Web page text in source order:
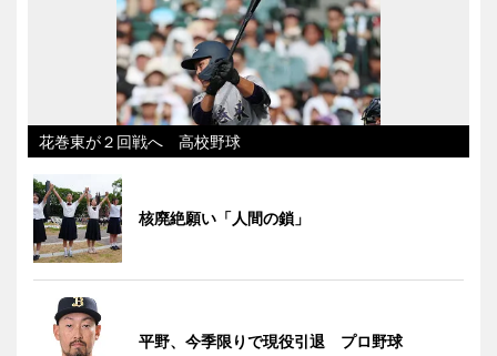
花巻東が２回戦へ 高校野球
核廃絶願い「人間の鎖」
平野、今季限りで現役引退 プロ野球